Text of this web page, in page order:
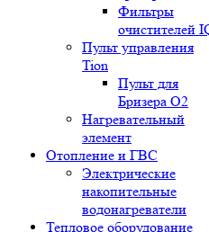
Фильтры
очистителей
Пульт управления
Tion
Пульт для
Бризера O2
Нагревательный
элемент
Отопление и ГВС
Электрические
накопительные
водонагреватели
Тепловое оборудование